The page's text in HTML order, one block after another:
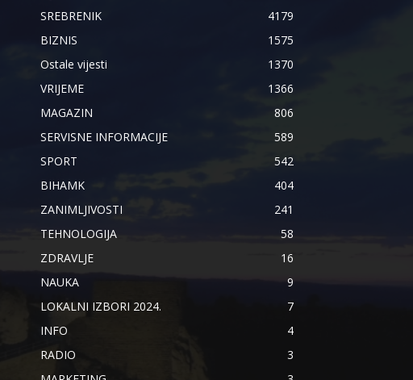
SREBRENIK
4179
BIZNIS
1575
Ostale vijesti
1370
VRIJEME
1366
MAGAZIN
806
SERVISNE INFORMACIJE
589
SPORT
542
BIHAMK
404
ZANIMLJIVOSTI
241
TEHNOLOGIJA
58
ZDRAVLJE
16
NAUKA
9
LOKALNI IZBORI 2024.
7
INFO
4
RADIO
3